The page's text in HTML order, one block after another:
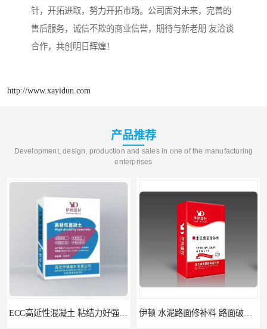
针，开拓进取，努力开拓市场。公司面对未来，完善的
售后服务，诚信不欺的商业信誉，期待与新老朋 友洽谈
合作，共创明日辉煌！
http://www.xayidun.com
产品推荐
Development, design, production and sales in one of the manufacturing
enterprises
ECC高延性混凝土 粘结力好强度高 可弯曲抗震不开裂 伊顿 水泥路面修补料 路面破损起皮快速修补 2小时通车